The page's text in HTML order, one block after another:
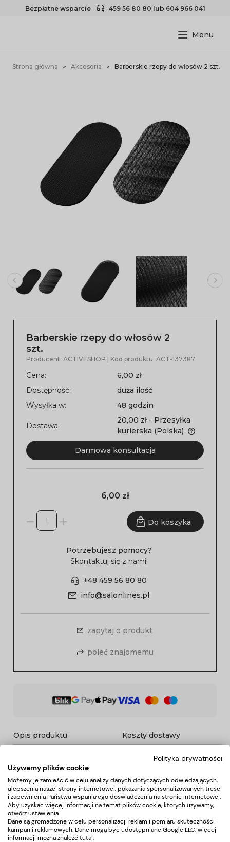
Bezpłatne wsparcie 459 56 80 80 lub 604 966 041
Strona główna Akcesoria Barberskie rzepy do włosów 2 szt.
Barberskie rzepy do włosów 2
szt.
Producent: ACTIVESHOP | Kod produktu: ACT-137387
Cena:
6,00 zł
Dostępność:
duża ilość
Wysyłka w:
48 godzin
Dostawa:
20,00 zł - Przesyłka
kurierska (Polska)
Darmowa konsultacja
6,00 zł
Do koszyka
Potrzebujesz pomocy?
Skontaktuj się z nami!
+48 459 56 80 80
info@salonlines.pl
zapytaj o produkt
poleć znajomemu
Opis produktu Koszty dostawy
Opis
Rzepy służą do podtrzymywania włosów podczas strzyżenia.
Ułatwiają wydzielanie włosów i podtrzymują je. Łatwo
przyczepiają się do włosów nie niszcząc ich. Są
wielokrotnego użytku.
Polityka prywatności
Używamy plików cookie
Możemy je zamieścić w celu analizy danych dotyczących odwiedzających,
ulepszenia naszej strony internetowej, pokazania spersonalizowanych treści
i zapewnienia Państwu wspaniałego doświadczenia na stronie internetowej.
Aby uzyskać więcej informacji na temat plików cookie, których używamy,
otwórz ustawienia.
Dane są gromadzone w celu personalizacji reklam i pomiaru skuteczności
kampanii reklamowych. Dane mogą być udostępniane Google LLC, więcej
informacji można znaleźć tutaj